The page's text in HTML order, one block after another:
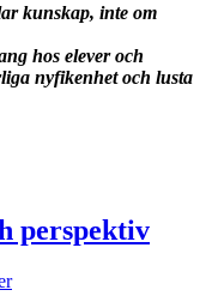
tillkunskap, inte om
hos elever och
nyfikenhet och lusta
perspektiv
till